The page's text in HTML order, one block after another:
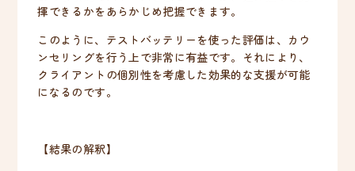
揮できるかをあらかじめ把握できます。
このように、テストバッテリーを使った評価は、カウ
ンセリングを行う上で非常に有益です。それにより、
クライアントの個別性を考慮した効果的な支援が可能
になるのです。
【結果の解釈】